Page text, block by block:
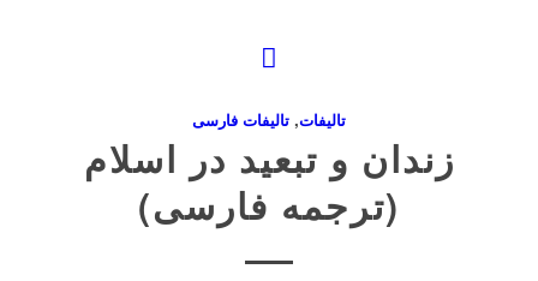
تاليفات, تاليفات فارسی
زندان و تبعید در اسلام
(ترجمه فارسی)